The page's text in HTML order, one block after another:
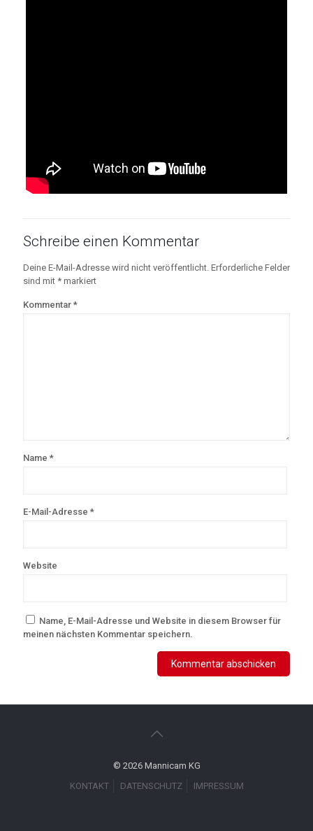
Schreibe einen Kommentar
Deine E-Mail-Adresse wird nicht veröffentlicht. Erforderliche Felder
sind mit * markiert
Kommentar *
Name *
E-Mail-Adresse *
Website
Name, E-Mail-Adresse und Website in diesem Browser für
meinen nächsten Kommentar speichern.
© 2026 Mannicam KG
KONTAKT
DATENSCHUTZ IMPRESSUM